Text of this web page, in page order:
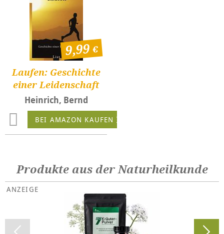
Laufen: Geschichte
einer Leidenschaft
Heinrich, Bernd
9,99
BEI AMAZON KAUFEN
Produkte aus der Naturheilkunde